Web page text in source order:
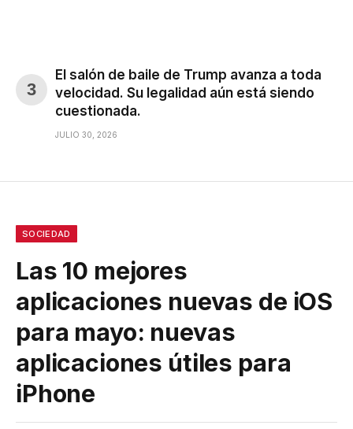
El salón de baile de Trump avanza a toda
velocidad. Su legalidad aún está siendo
cuestionada.
JULIO 30, 2026
SOCIEDAD
Las 10 mejores
aplicaciones nuevas de iOS
para mayo: nuevas
aplicaciones útiles para
iPhone